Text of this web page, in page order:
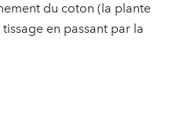
du coton (la plante
en passant par la